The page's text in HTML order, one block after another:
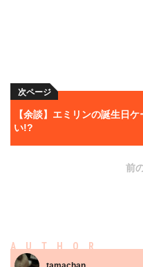
次ページ
【余談】エミリンの誕生日
い!?
前
AUTHOR